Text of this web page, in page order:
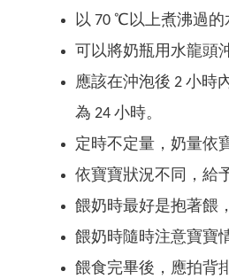
以 70 ℃以上煮沸過的
可以將奶瓶用水龍頭
應該在沖泡後 2 小時
為 24 小時。
定時不定量，奶量依
依寶寶狀況不同，給
餵奶時最好是抱著餵
餵奶時隨時注意寶寶
餵食完畢後，應拍背